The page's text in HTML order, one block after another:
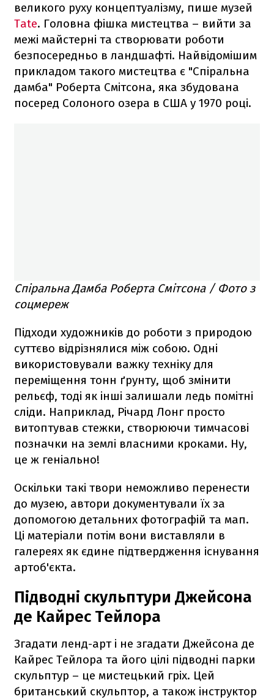
великого руху концептуалізму, пише музей
Tate. Головна фішка мистецтва – вийти за
межі майстерні та створювати роботи
безпосередньо в ландшафті. Найвідомішим
прикладом такого мистецтва є "Спіральна
дамба" Роберта Смітсона, яка збудована
посеред Солоного озера в США у 1970 році.
Спіральна Дамба Роберта Смітсона / Фото з
соцмереж
Підходи художників до роботи з природою
суттєво відрізнялися між собою. Одні
використовували важку техніку для
переміщення тонн ґрунту, щоб змінити
рельєф, тоді як інші залишали ледь помітні
сліди. Наприклад, Річард Лонг просто
витоптував стежки, створюючи тимчасові
позначки на землі власними кроками. Ну,
це ж геніально!
Оскільки такі твори неможливо перенести
до музею, автори документували їх за
допомогою детальних фотографій та мап.
Ці матеріали потім вони виставляли в
галереях як єдине підтвердження існування
артоб'єкта.
Підводні скульптури Джейсона
де Кайрес Тейлора
Згадати ленд-арт і не згадати Джейсона де
Кайрес Тейлора та його цілі підводні парки
скульптур – це мистецький гріх. Цей
британський скульптор, а також інструктор